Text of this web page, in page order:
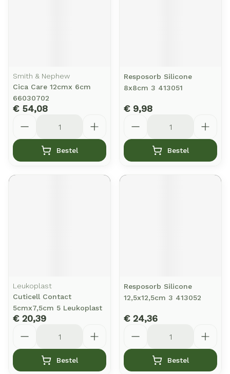
Smith & Nephew
Cica Care 12cmx 6cm
66030702
€ 54,08
Bestel
Resposorb Silicone
8x8cm 3 413051
€ 9,98
Bestel
Leukoplast
Cuticell Contact
5cmx7,5cm 5 Leukoplast
€ 20,39
Bestel
Resposorb Silicone
12,5x12,5cm 3 413052
€ 24,36
Bestel